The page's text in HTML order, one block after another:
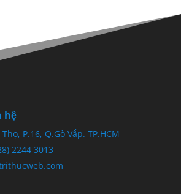
hệ
P.16, Q.Gò Vấp. TP.HCM
2244 3013